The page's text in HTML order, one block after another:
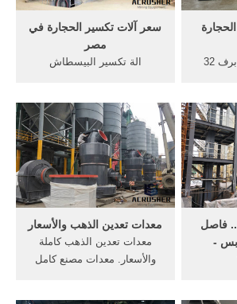
سعر آلات تكسير الحجارة في
مصر
الة تكسير البيسطاش
مستعمل- الة تكسير
البيسطاش, كسارة الحجر
النطاط - YouTube 16 حزيران
(يونيو) 2016, مصنع تكسير
الحجارة، النطاط، الطاعم,
Amman Jordan عمان الاردن
الة تكسير الحجارة برف 32
نايل تريدnile_trade.
معدات تعدين الذهب والأسعار
معدات تعدين الذهب كاملة
والأسعار. معدات مصنع كامل
.. فاصل
-